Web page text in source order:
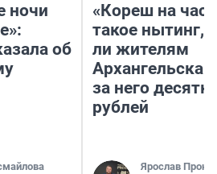
ночи
об
«Кореш на
такое нытинг,
ли жителям
Архангельска
за него
рублей
Ярослав